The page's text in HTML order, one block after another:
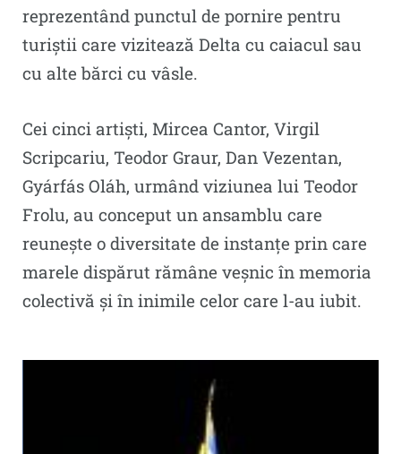
reprezentând punctul de pornire pentru
turiștii care vizitează Delta cu caiacul sau
cu alte bărci cu vâsle.
Cei cinci artiști, Mircea Cantor, Virgil
Scripcariu, Teodor Graur, Dan Vezentan,
Gyárfás Oláh, urmând viziunea lui Teodor
Frolu, au conceput un ansamblu care
reunește o diversitate de instanțe prin care
marele dispărut rămâne veșnic în memoria
colectivă și în inimile celor care l-au iubit.